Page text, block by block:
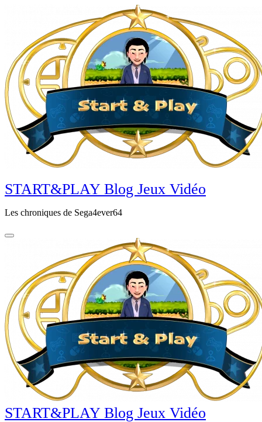
principal
START&PLAY Blog Jeux Vidéo
Les chroniques de Sega4ever64
START&PLAY Blog Jeux Vidéo